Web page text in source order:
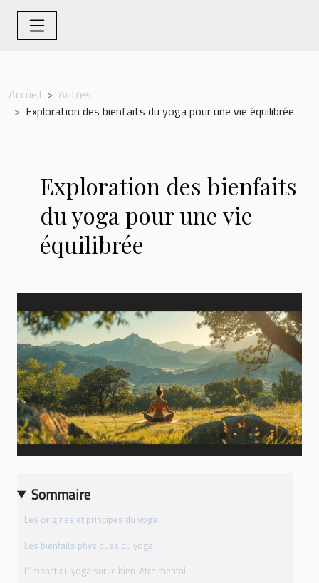
Accueil
Autres
Exploration des bienfaits du yoga pour une vie équilibrée
Exploration des bienfaits
du yoga pour une vie
équilibrée
Sommaire
Les origines et principes du yoga
Les bienfaits physiques du yoga
L'impact du yoga sur le bien-être mental